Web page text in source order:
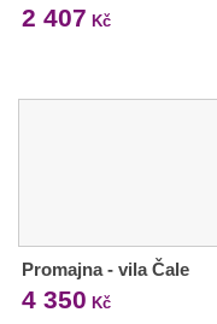
2 407 Kč
Promajna - vila Čale
4 350 Kč